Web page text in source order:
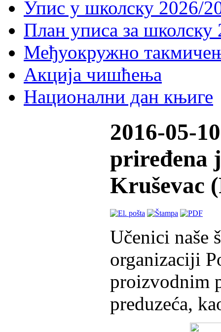
Упис у школску 2026/
План уписа за школску
Међуокружно
Акција чишћења
Национални дан књиге
2016-05-
priređena
Kruševac
Učenici naše
organizaciji
proizvodnim
preduzeća,